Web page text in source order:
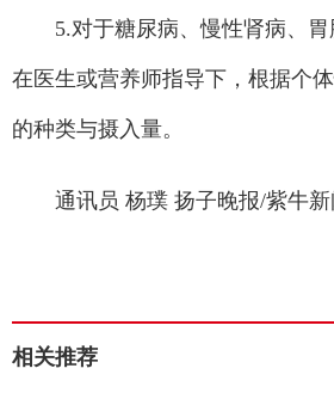
5.对于糖尿病、慢性肾病、胃
在医生或营养师指导下，根据个
的种类与摄入量。
通讯员 杨璞 扬子晚报/紫牛新
相关推荐